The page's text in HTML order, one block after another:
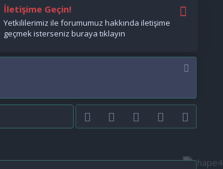
İletişime Geçin!
Yetkililerimiz ile forumumuz hakkında iletişime
geçmek isterseniz buraya tıklayın
FacebookTwitter youtubeBize ulaşın